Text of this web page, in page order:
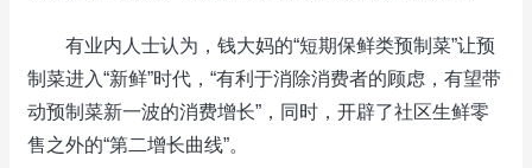
有业内人士认为，钱大妈的“短期保鲜类预制菜”让预
制菜进入“新鲜”时代，“有利于消除消费者的顾虑，有望带
动预制菜新一波的消费增长”，同时，开辟了社区生鲜零
售之外的“第二增长曲线”。